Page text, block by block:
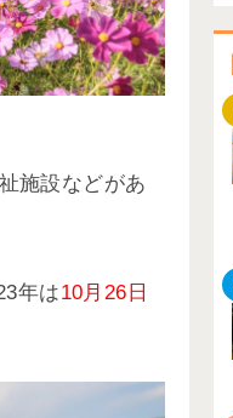
施設などがあ
年は10月26日